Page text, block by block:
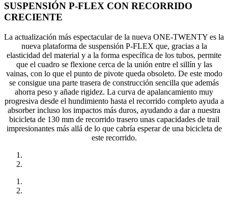
SUSPENSIÓN P-FLEX CON RECORRIDO
CRECIENTE
La actualización más espectacular de la nueva ONE-TWENTY es la
nueva plataforma de suspensión P-FLEX que, gracias a la
elasticidad del material y a la forma específica de los tubos, permite
que el cuadro se flexione cerca de la unión entre el sillín y las
vainas, con lo que el punto de pivote queda obsoleto. De este modo
se consigue una parte trasera de construcción sencilla que además
ahorra peso y añade rigidez. La curva de apalancamiento muy
progresiva desde el hundimiento hasta el recorrido completo ayuda a
absorber incluso los impactos más duros, ayudando a dar a nuestra
bicicleta de 130 mm de recorrido trasero unas capacidades de trail
impresionantes más allá de lo que cabría esperar de una bicicleta de
este recorrido.